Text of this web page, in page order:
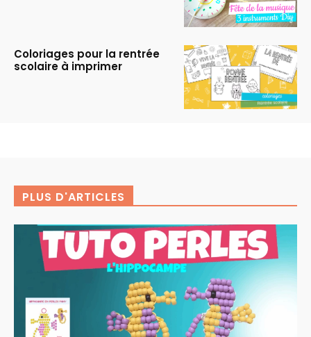
Coloriages pour la rentrée
scolaire à imprimer
PLUS D'ARTICLES